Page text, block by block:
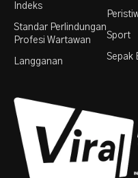
Indeks
Standar Perlindungan
Profesi Wartawan
Langganan
Sport
Sepak